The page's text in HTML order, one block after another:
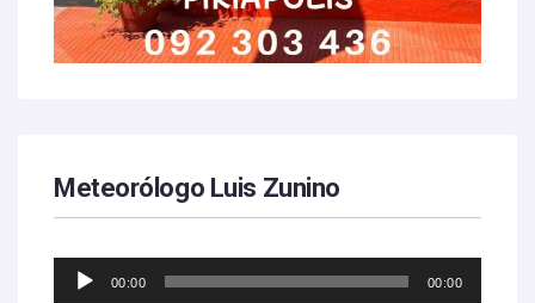
Meteorólogo Luis Zunino
Reproductor
00:00 00:00